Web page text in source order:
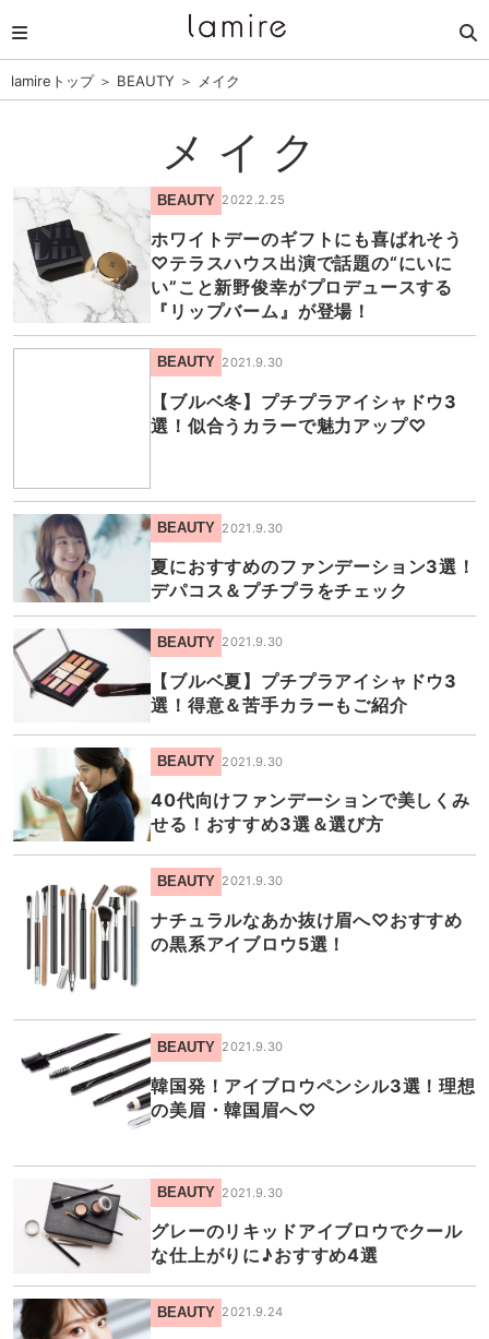
lamireトップ＞ BEAUTY ＞ メイク
メイク
BEAUTY 2022.2.25
ホワイトデーのギフトにも喜ばれそう
♡テラスハウス出演で話題の“にいに
い”こと新野俊幸がプロデュースする
『リップバーム』が登場！
BEAUTY 2021.9.30
【ブルベ冬】プチプラアイシャドウ3
選！似合うカラーで魅力アップ♡
BEAUTY 2021.9.30
夏におすすめのファンデーション3選！
デパコス＆プチプラをチェック
BEAUTY 2021.9.30
【ブルベ夏】プチプラアイシャドウ3
選！得意＆苦手カラーもご紹介
BEAUTY 2021.9.30
40代向けファンデーションで美しくみ
せる！おすすめ3選＆選び方
BEAUTY 2021.9.30
ナチュラルなあか抜け眉へ♡おすすめ
の黒系アイブロウ5選！
BEAUTY 2021.9.30
韓国発！アイブロウペンシル3選！理想
の美眉・韓国眉へ♡
BEAUTY 2021.9.30
グレーのリキッドアイブロウでクール
な仕上がりに♪おすすめ4選
BEAUTY 2021.9.24